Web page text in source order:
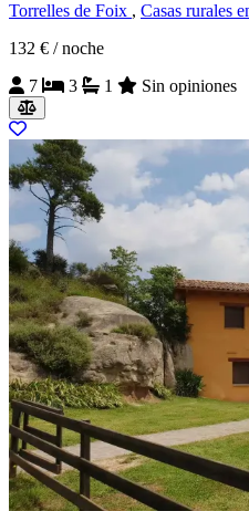
Torrelles de Foix , Casas rurales
132 € / noche
7
3 1 Sin opiniones